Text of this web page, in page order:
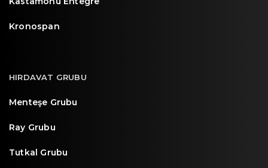
Kronospan
HIRDAVAT GRUBU
Menteşe Grubu
Ray Grubu
Tutkal Grubu